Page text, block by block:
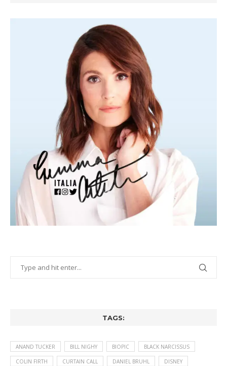
TAGS:
ANAND TUCKER BILL NIGHY BIOPIC BLACK NARCISSUS
COLIN FIRTH CURTAIN CALL DANIEL BRUHL DISNEY